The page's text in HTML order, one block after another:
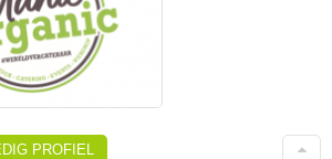
PROFIEL